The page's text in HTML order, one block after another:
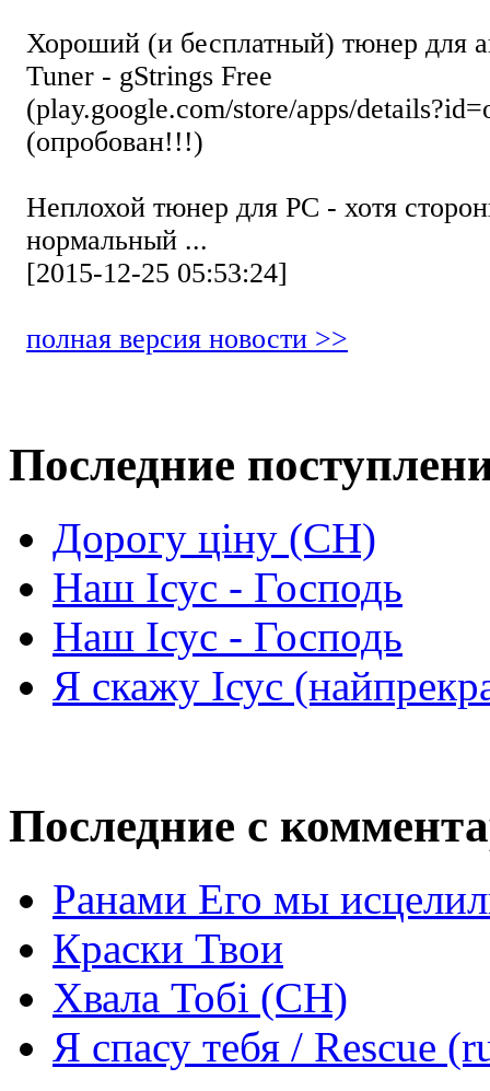
Хороший (и бесплатный) тюнер для
Tuner - gStrings Free
(play.google.com/store/apps/
(опробован!!!)
Неплохой тюнер для РС - хотя
нормальный ...
[2015-12-25 05:53:24]
полная версия новости >>
Последние
Дорогу ціну (СН)
Наш Ісус - Господь
Наш Ісус - Господь
Я скажу Ісус
Последние с
Ранами Его мы
Краски Твои
Хвала Тобі (СН)
Я спасу тебя / Rescue